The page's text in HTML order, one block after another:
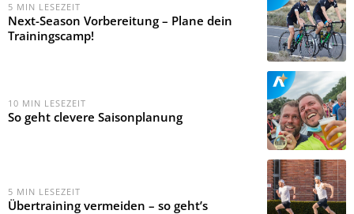
5 MIN LESEZEIT
Next-Season Vorbereitung – Plane dein
Trainingscamp!
10 MIN LESEZEIT
So geht clevere Saisonplanung
5 MIN LESEZEIT
Übertraining vermeiden – so geht’s